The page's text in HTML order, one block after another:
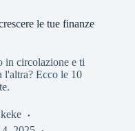
le tue finanze
in circolazione e ti
l'altra? Ecco le 10